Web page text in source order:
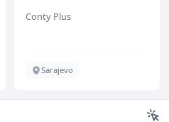
Conty Plus
Sarajevo